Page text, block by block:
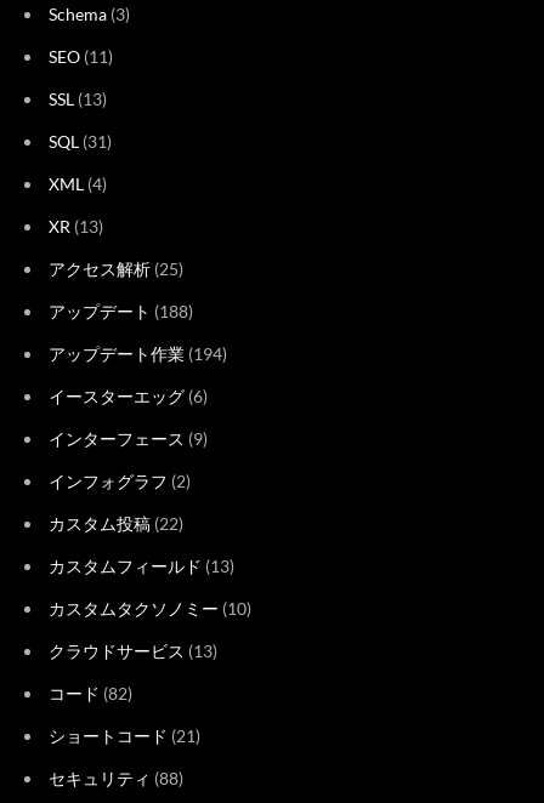
Schema (3)
SEO (11)
SSL (13)
SQL (31)
XML (4)
XR (13)
アクセス解析 (25)
アップデート (188)
アップデート作業 (194)
イースターエッグ (6)
インターフェース (9)
インフォグラフ (2)
カスタム投稿 (22)
カスタムフィールド (13)
カスタムタクソノミー (10)
クラウドサービス (13)
コード (82)
ショートコード (21)
セキュリティ (88)